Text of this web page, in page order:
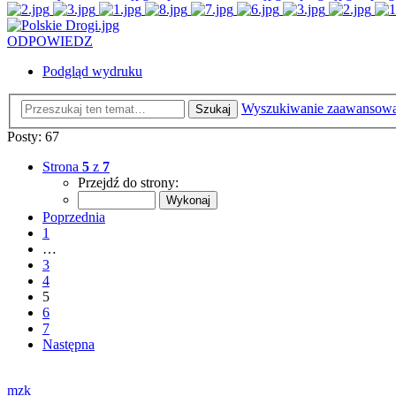
ODPOWIEDZ
Podgląd wydruku
Szukaj
Wyszukiwanie
Posty: 67
Strona 5 z 7
Przejdź do strony:
Poprzednia
1
…
3
4
5
6
7
Następna
mzk